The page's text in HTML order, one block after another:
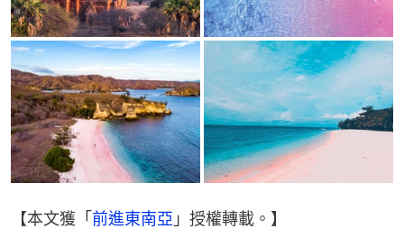
【本文獲「前進東南亞 」授權轉載。】